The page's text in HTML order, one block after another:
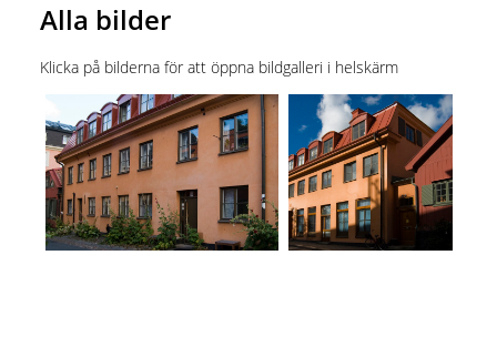
Alla bilder
Klicka på bilderna för att öppna bildgalleri i helskärm